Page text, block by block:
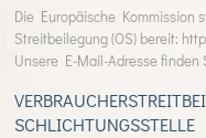
Die Europäische Kommission
Streitbeilegung (OS) bereit:
Unsere E-Mail-Adresse finden
SCHLICHTUNGS­STELLE